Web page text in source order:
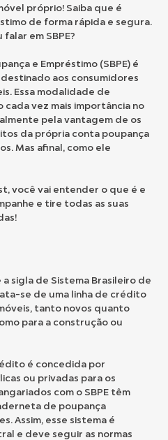
próprio! Saiba que é
de forma rápida e segura.
em SBPE?
e Empréstimo (SBPE) é
aos consumidores
Essa modalidade de
vez mais importância no
pela vantagem de os
da própria conta poupança
Mas afinal, como ele
você vai entender o que é e
e tire todas as suas
a sigla de Sistema Brasileiro de
se de uma linha de crédito
tanto novos quanto
para a construção ou
é concedida por
ou privadas para os
com o SBPE têm
de poupança
Assim, esse sistema é
e deve seguir as normas